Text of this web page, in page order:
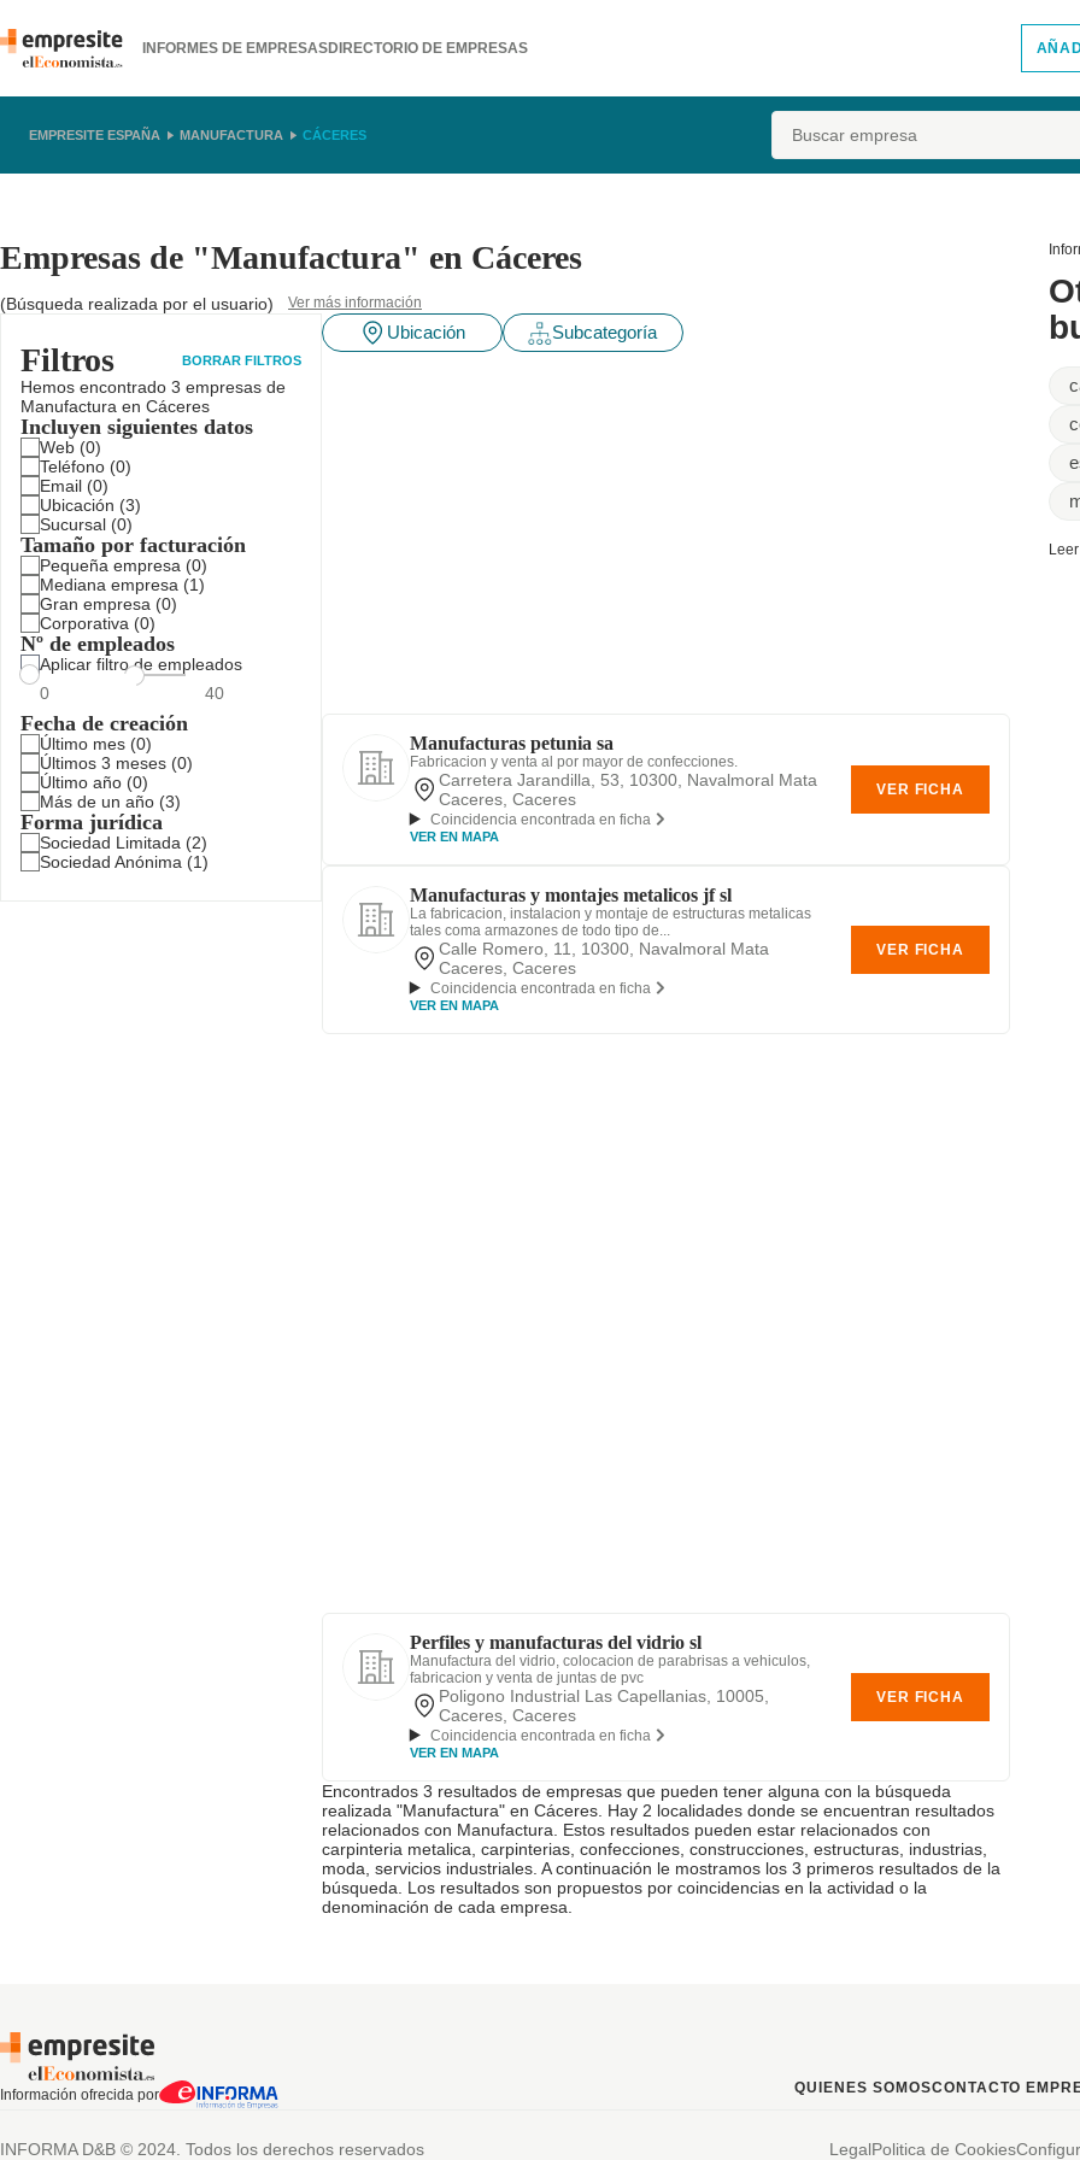
INFORMES DE EMPRESASDIRECTORIO DE EMPRESAS
EMPRESITE ESPAÑA MANUFACTURA CÁCERES
Empresas de "Manufactura" en Cáceres
(Búsqueda realizada por el usuario) Ver más información
Filtros BORRAR FILTROS
Hemos encontrado 3 empresas de
Manufactura en Cáceres
Incluyen siguientes datos
Web (0)
Teléfono (0)
Email (0)
Ubicación (3)
Sucursal (0)
Tamaño por facturación
Pequeña empresa (0)
Mediana empresa (1)
Gran empresa (0)
Corporativa (0)
Nº de empleados
Aplicar filtro de empleados
Fecha de creación
Último mes (0)
Últimos 3 meses (0)
Último año (0)
Más de un año (3)
Forma jurídica
Sociedad Limitada (2)
Sociedad Anónima (1)
Ubicación Subcategoría
Manufacturas petunia sa
Fabricacion y venta al por mayor de confecciones.
Carretera Jarandilla, 53, 10300, Navalmoral Mata
Caceres, Caceres
Coincidencia encontrada en ficha
VER EN MAPA
VER FICHA
Manufacturas y montajes metalicos jf sl
La fabricacion, instalacion y montaje de estructuras metalicas
tales coma armazones de todo tipo de...
Calle Romero, 11, 10300, Navalmoral Mata
Caceres, Caceres
Coincidencia encontrada en ficha
VER EN MAPA
VER FICHA
Perfiles y manufacturas del vidrio sl
Manufactura del vidrio, colocacion de parabrisas a vehiculos,
fabricacion y venta de juntas de pvc
Poligono Industrial Las Capellanias, 10005,
Caceres, Caceres
Coincidencia encontrada en ficha
VER EN MAPA
VER FICHA
Encontrados 3 resultados de empresas que pueden tener alguna con la búsqueda
realizada "Manufactura" en Cáceres. Hay 2 localidades donde se encuentran resultados
relacionados con Manufactura. Estos resultados pueden estar relacionados con
carpinteria metalica, carpinterias, confecciones, construcciones, estructuras, industrias,
moda, servicios industriales. A continuación le mostramos los 3 primeros resultados de la
búsqueda. Los resultados son propuestos por coincidencias en la actividad o la
denominación de cada empresa.
Información ofrecida por QUIENES SOMOSCONTACTO
INFORMA D&B © 2024. Todos los derechos reservados LegalPolitica de Cookies